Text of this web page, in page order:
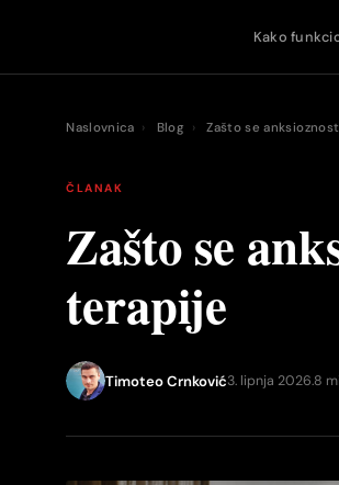
Kako
Naslovnica › Blog › Zašto se
ČLANAK
Zašto se
terapije
Timoteo Crnković3. lipnja 2026.8